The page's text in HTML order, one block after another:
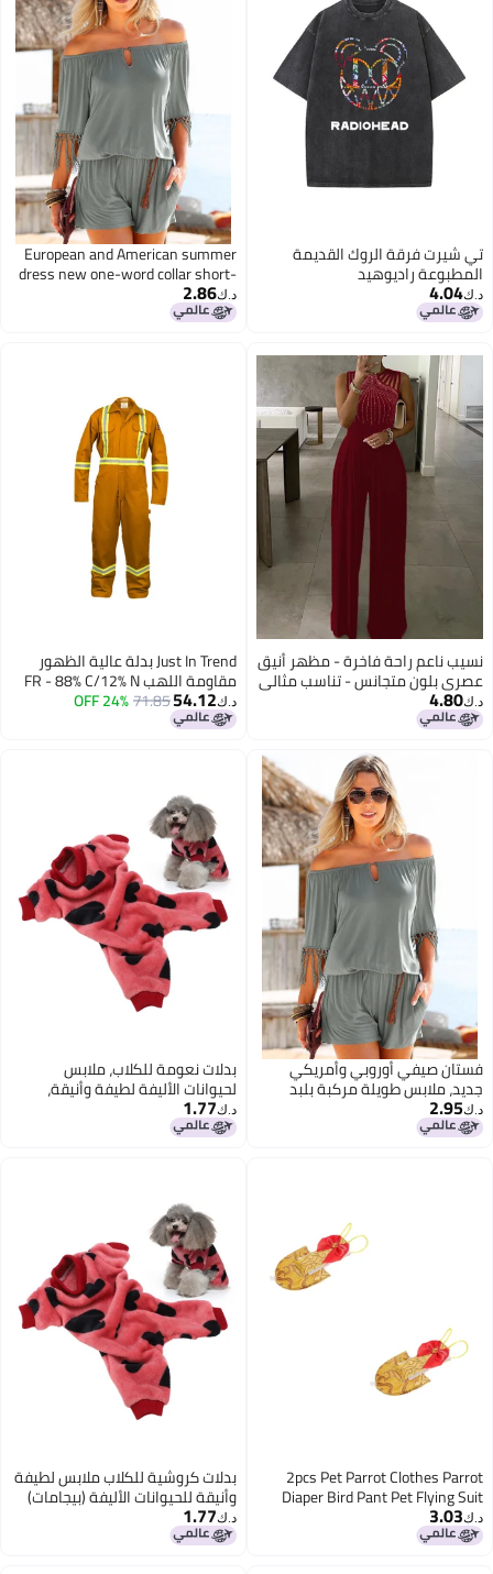
تي شيرت فرقة الروك القديمة
المطبوعة راديوهيد
د.ك‏4.04
European and American summer
dress new one-word collar short-
sleeved fringed jumpsuit cool sexy
beach casual jumpsuit 8980
د.ك‏2.86
نسيب ناعم راحة فاخرة - مظهر أنيق
عصري بلون متجانس - تناسب مثالي
يبرز جمالك للارتداء اليومي غير
الرسمي وعرض أسلوبك الشخصي
د.ك‏4.80
Just In Trend بدلة عالية الظهور
مقاومة اللهب FR - 88% C/12% N
(صغيرة، برتقالية)
د.ك‏54.12
71.85
24% OFF
فستان صيفي أوروبي وأمريكي
جديد، ملابس طويلة مركبة بلبد
وردي واحد وبأكمام قصيرة وبحواف
رفيعة، ملابس طويلة مركبة
د.ك‏2.95
بدلات نعومة للكلاب، ملابس
لحيوانات الأليفة لطيفة وأنيقة،
بنادق مناسبة للكلاب الصغيرة
والجرو
د.ك‏1.77
2pcs Pet Parrot Clothes Parrot
Diaper Bird Pant Pet Flying Suit
Clothing for Cockatiel Parakeet
(Size , Yellow)
د.ك‏3.03
بدلات كروشية للكلاب ملابس لطيفة
وأنيقة للحيوانات الأليفة (بيجامات)
مناسبة للكلاب الصغيرة والجروح
د.ك‏1.77